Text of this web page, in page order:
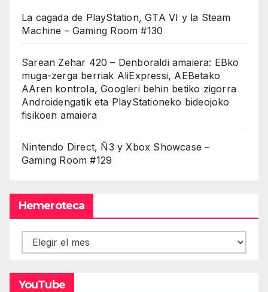
La cagada de PlayStation, GTA VI y la Steam
Machine – Gaming Room #130
Sarean Zehar 420 – Denboraldi amaiera: EBko
muga-zerga berriak AliExpressi, AEBetako
AAren kontrola, Googleri behin betiko zigorra
Androidengatik eta PlayStationeko bideojoko
fisikoen amaiera
Nintendo Direct, Ñ3 y Xbox Showcase –
Gaming Room #129
Hemeroteca
Hemeroteca
YouTube